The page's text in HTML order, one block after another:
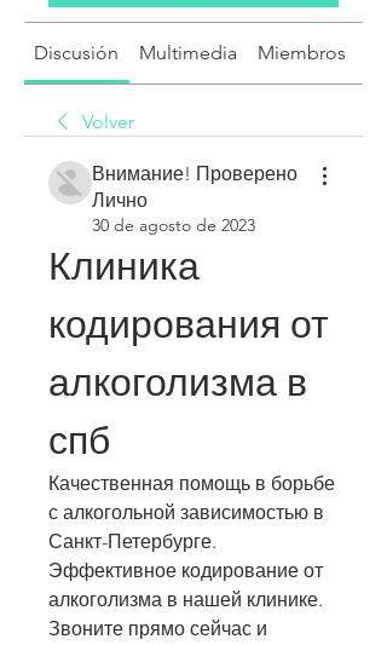
Discusión Multimedia Miembros
Volver
Внимание! Проверено
Лично
30 de agosto de 2023
Клиника
кодирования от
алкоголизма в
спб
Качественная помощь в борьбе
с алкогольной зависимостью в
Санкт-Петербурге.
Эффективное кодирование от
алкоголизма в нашей клинике.
Звоните прямо сейчас и